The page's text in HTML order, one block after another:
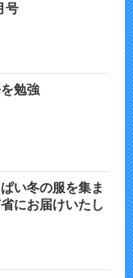
号
勉強
い冬の服を集ま
にお届けいたし